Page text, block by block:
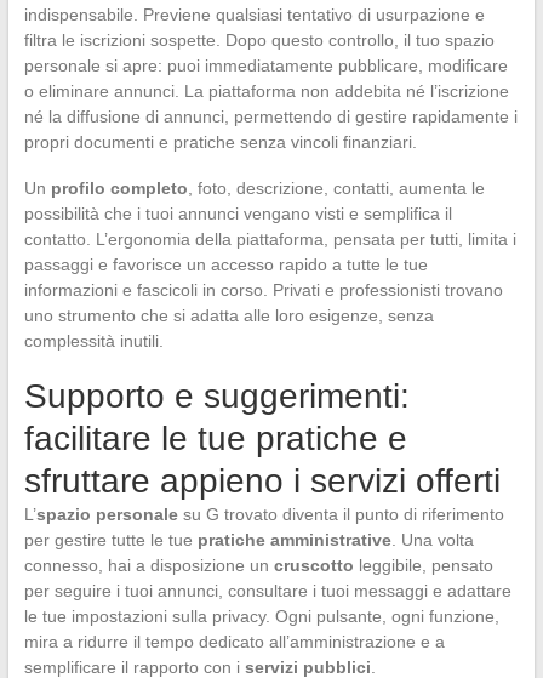
indispensabile. Previene qualsiasi tentativo di usurpazione e
filtra le iscrizioni sospette. Dopo questo controllo, il tuo spazio
personale si apre: puoi immediatamente pubblicare, modificare
o eliminare annunci. La piattaforma non addebita né l’iscrizione
né la diffusione di annunci, permettendo di gestire rapidamente i
propri documenti e pratiche senza vincoli finanziari.
Un profilo completo , foto, descrizione, contatti, aumenta le
possibilità che i tuoi annunci vengano visti e semplifica il
contatto. L’ergonomia della piattaforma, pensata per tutti, limita i
passaggi e favorisce un accesso rapido a tutte le tue
informazioni e fascicoli in corso. Privati e professionisti trovano
uno strumento che si adatta alle loro esigenze, senza
complessità inutili.
Supporto e suggerimenti:
facilitare le tue pratiche e
sfruttare appieno i servizi offerti
L’spazio personalesu G trovato diventa il punto di riferimento
per gestire tutte le tue pratiche amministrative. Una volta
connesso, hai a disposizione un cruscotto leggibile, pensato
per seguire i tuoi annunci, consultare i tuoi messaggi e adattare
le tue impostazioni sulla privacy. Ogni pulsante, ogni funzione,
mira a ridurre il tempo dedicato all’amministrazione e a
semplificare il rapporto con i servizi pubblici